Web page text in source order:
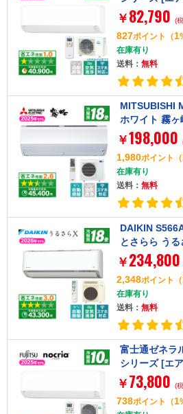
とめ買い対象B
￥ 82,790 (
827ポイント （1
在庫有り
送料： 無料
MITSUBISHI
ホワイト 霧
用・単相
￥198,000
1,980ポイント （
在庫有り
送料： 無料
DAIKIN
とさらら う
コン (主に18
￥ 234,800
2,348ポイント （
在庫有り
送料： 無料
富士通ゼネラ
シリーズ [エ
とめ買い対象B
￥ 73,800 (
738ポイント （1